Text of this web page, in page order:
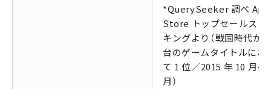
*QuerySeeker 調べ App
Store トップセールスラ
キングより（戦国時代が
台のゲームタイトルにお
て 1 位／2015 年 10 月-
月）